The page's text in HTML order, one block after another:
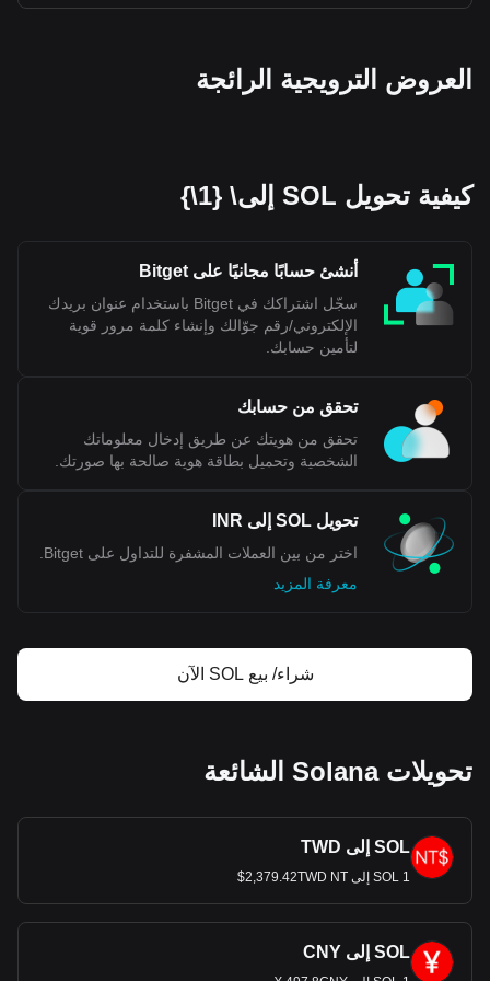
العروض الترويجية الرائجة
كيفية تحويل SOL إلى\ {1\}
أنشئ حسابًا مجانيًا على Bitget
سجّل اشتراكك في Bitget باستخدام عنوان بريدك
الإلكتروني/رقم جوّالك وإنشاء كلمة مرور قوية
لتأمين حسابك.
تحقق من حسابك
تحقق من هويتك عن طريق إدخال معلوماتك
الشخصية وتحميل بطاقة هوية صالحة بها صورتك.
تحويل SOL إلى INR
اختر من بين العملات المشفرة للتداول على Bitget.
معرفة المزيد
شراء/ بيع SOL الآن
تحويلات Solana الشائعة
SOL إلى TWD
1 SOL إلى 2,379.42TWD NT$
SOL إلى CNY